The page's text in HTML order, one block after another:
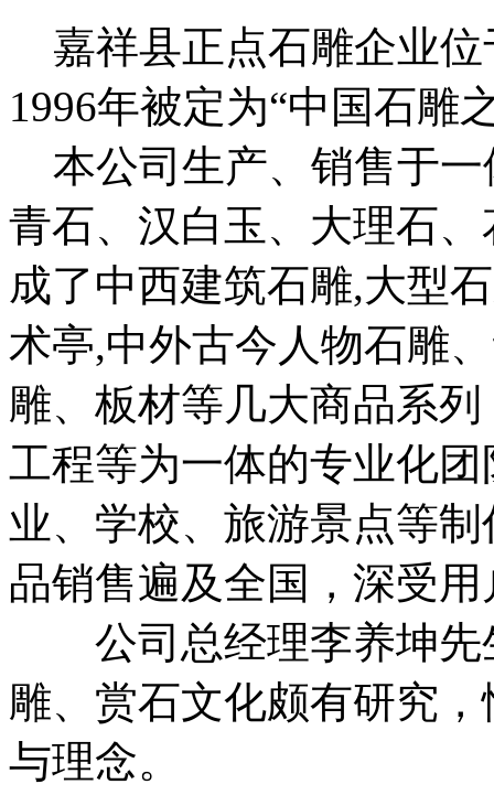
嘉祥县正点石雕企业位
1996年被定为“中国石雕
本公司生产、销售于一
青石、汉白玉、大理石
成了中西建筑石雕,大型
术亭,中外古今人物石雕
雕、板材等几大商品系
工程等为一体的专业化
业、学校、旅游景点等
品销售遍及全国，深受
公司总经理李养坤先
雕、赏石文化颇有研究
与理念。